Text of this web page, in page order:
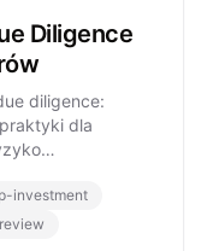
Diligence
diligence:
dla
investment